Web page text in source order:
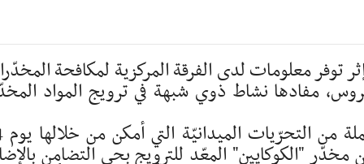
إثر توفر معلومات لدى الفرقة المركزية لمكافحة
مفادها نشاط ذوي شبهة في ترويج المواد
تم إيلاء
للفرقة المذكورة حجز 01 كغ من مخدّر "الكوكايين" المعّد للترويج بحي التضامن